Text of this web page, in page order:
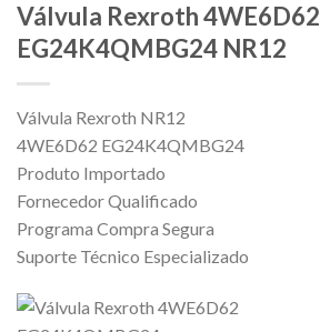
Válvula Rexroth 4WE6D62
EG24K4QMBG24 NR12
Válvula Rexroth NR12
4WE6D62 EG24K4QMBG24
Produto Importado
Fornecedor Qualificado
Programa Compra Segura
Suporte Técnico Especializado